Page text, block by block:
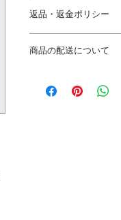
明に加え、商品の特
しましょう。
返品・返金ポリシー
満足しなかった場合
顧客からの信頼を獲
だけます。
商品の配送について
する情報を入力して